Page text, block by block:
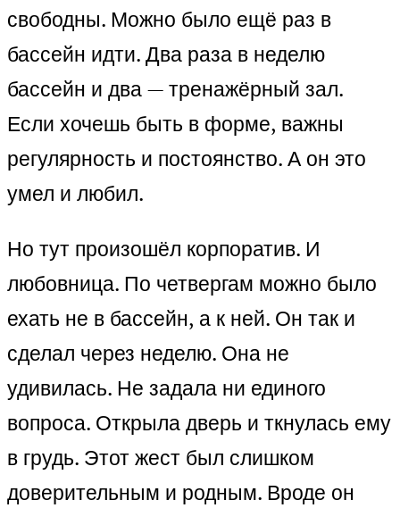
свободны. Можно было ещё раз в
бассейн идти. Два раза в неделю
бассейн и два — тренажёрный зал.
Если хочешь быть в форме, важны
регулярность и постоянство. А он это
умел и любил.
Но тут произошёл корпоратив. И
любовница. По четвергам можно было
ехать не в бассейн, а к ней. Он так и
сделал через неделю. Она не
удивилась. Не задала ни единого
вопроса. Открыла дверь и ткнулась ему
в грудь. Этот жест был слишком
доверительным и родным. Вроде он